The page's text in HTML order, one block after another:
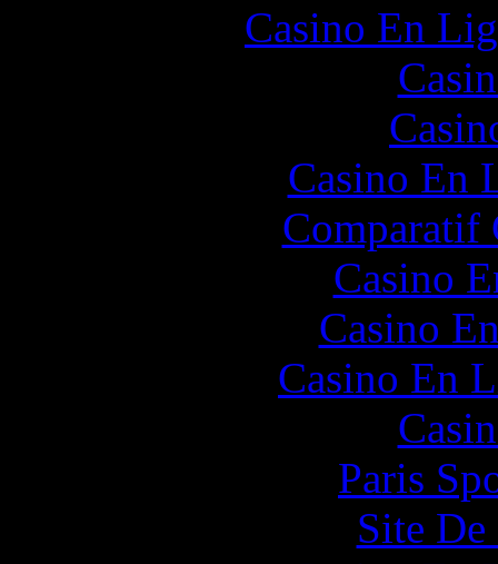
Casino En
Casino En
Comparatif
Casino
Casino
Casino En
Paris
Site